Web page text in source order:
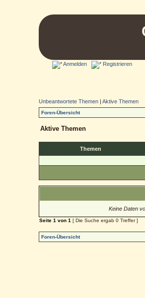
Anmelden Registrieren
Unbeantwortete Themen |Aktive Themen
Foren-Übersicht
Aktive Themen
Themen
Keine Daten
Seite1 von1 [ Die Suche ergab 0 Treffer ]
Foren-Übersicht